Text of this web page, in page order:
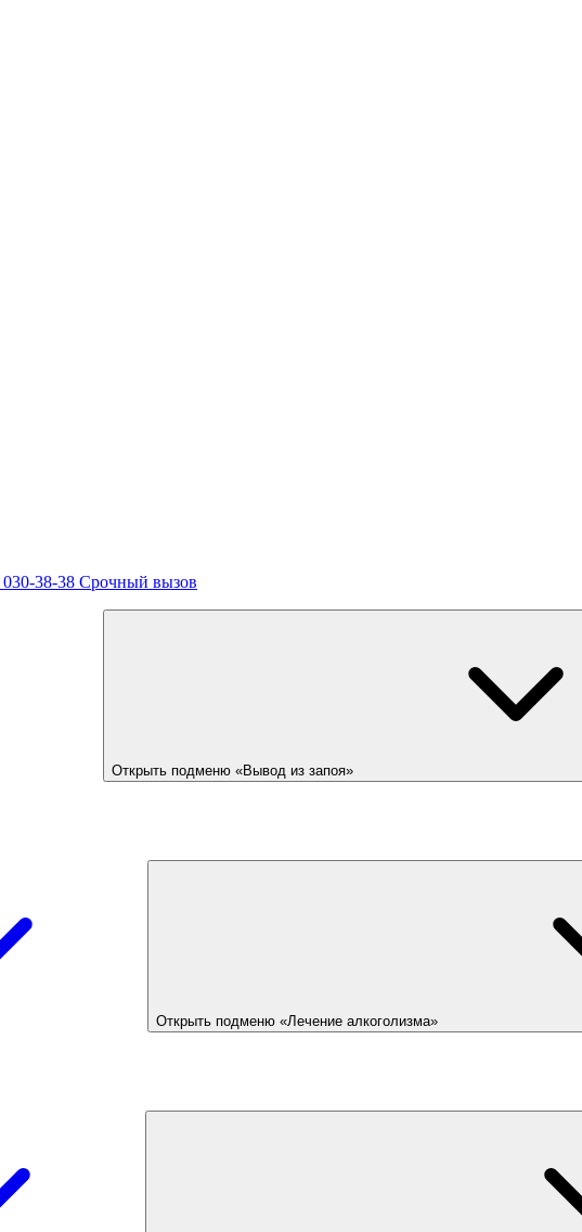
38-38 Срочный вызов
Открыть подменю «Вывод из запоя»
Открыть подменю «Лечение алкоголизма»